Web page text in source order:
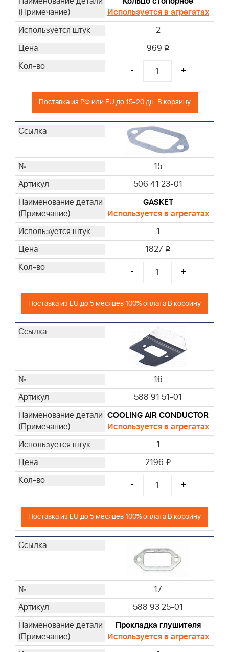
Используется в агрегатах
2
969 i
- +
Поставка из РФ или EU до 15-20 дн. В корзину
15
506 41 23-01
GASKET
Используется в агрегатах
1
1827 i
- +
Поставка из EU до 5 месяцев 100% оплата В корзину
16
588 91 51-01
COOLING AIR CONDUCTOR
Используется в агрегатах
1
2196 i
- +
Поставка из EU до 5 месяцев 100% оплата В корзину
17
588 93 25-01
Прокладка глушителя
Используется в агрегатах